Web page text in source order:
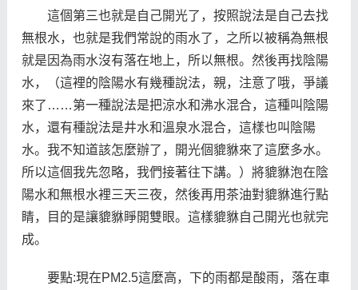
這個第三也就是自己開光了，按照說法是自己去找
無根水，也就是我們常說的雨水了，之所以被稱為無根
就是因為雨水沒有落在地上，所以無根。然後再找陰陽
水，（這裡的陰陽水有幾種說法，親，注意了哦，爭議
來了……第一種說法是把涼水和沸水混合，這種叫陰陽
水，還有種說法是井水和溫泉水混合，這樣也叫陰陽
水。我不知道該怎麼辦了，開光個貔貅來了這麼多水。
所以這個我先忽略，我們接著往下講。）將貔貅泡在陰
陽水和無根水裡三天三夜，然後再用茶油對貔貅進行點
睛，目的是讓貔貅睜開雙眼。這樣貔貅自己開光也就完
成。
要點:現在PM2.5這麼高，下的雨都是酸雨，落在車